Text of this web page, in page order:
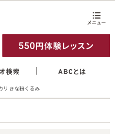
リ きな粉くるみ